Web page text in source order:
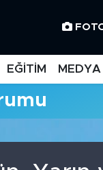
EĞİTİM MEDYA